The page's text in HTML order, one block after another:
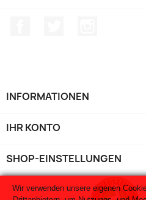
INFORMATIONEN
IHR KONTO
SHOP-EINSTELLUNGEN
Wir verwenden unsere eigenen